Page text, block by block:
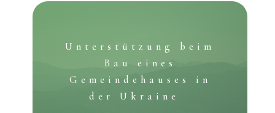
Unterstützung beim
Bau eines
Gemeindehauses in
der Ukraine